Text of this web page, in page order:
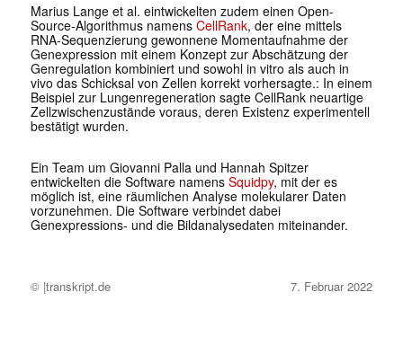
Marius Lange et al. eintwickelten zudem einen Open-
Source-Algorithmus namens CellRank, der eine mittels
RNA-Sequenzierung gewonnene Momentaufnahme der
Genexpression mit einem Konzept zur Abschätzung der
Genregulation kombiniert und sowohl in vitro als auch in
vivo das Schicksal von Zellen korrekt vorhersagte.: In einem
Beispiel zur Lungenregeneration sagte CellRank neuartige
Zellzwischenzustände voraus, deren Existenz experimentell
bestätigt wurden.
Ein Team um Giovanni Palla und Hannah Spitzer
entwickelten die Software namens Squidpy, mit der es
möglich ist, eine räumlichen Analyse molekularer Daten
vorzunehmen. Die Software verbindet dabei
Genexpressions- und die Bildanalysedaten miteinander.
© |transkript.de 7. Februar 2022